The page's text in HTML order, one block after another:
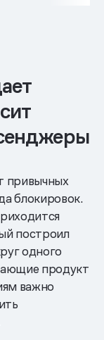
привычных
блокировок.
построил
одного
продукт
важно